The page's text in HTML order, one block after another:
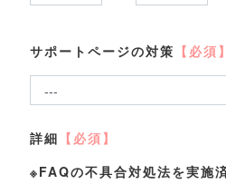
サポートページの対策 【必須】
詳細 【必須】
※FAQの不具合対処法を実施